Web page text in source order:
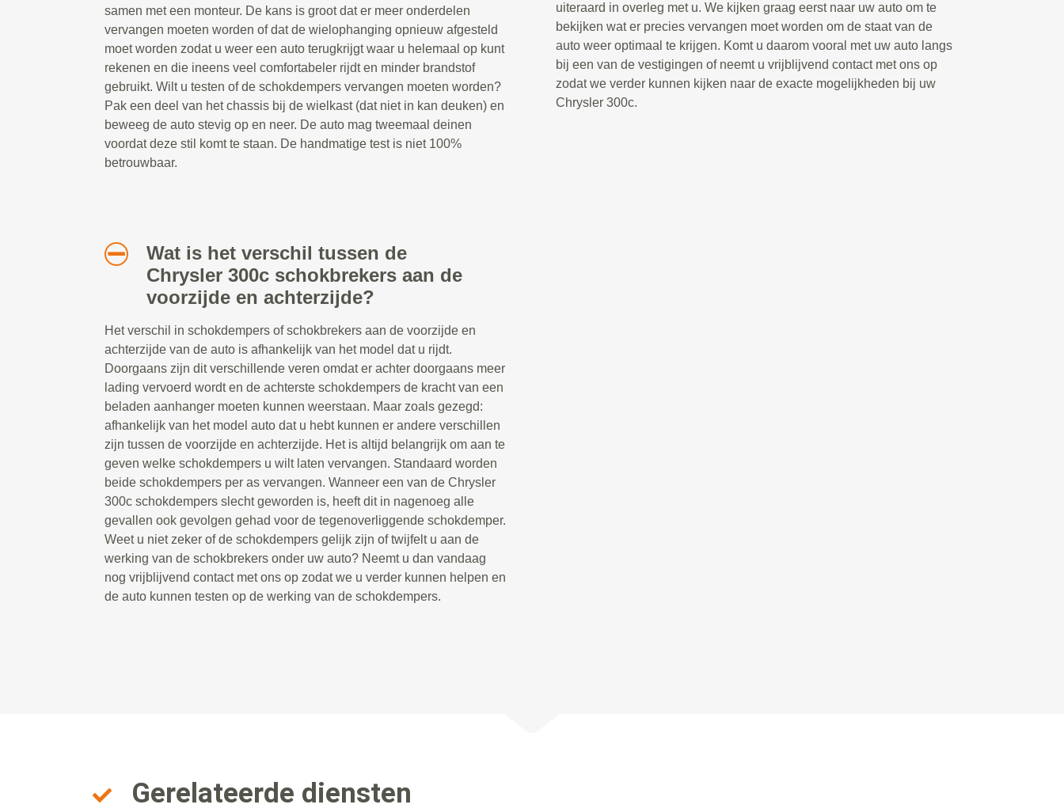
samen met een monteur. De kans is groot dat er meer onderdelen
vervangen moeten worden of dat de wielophanging opnieuw afgesteld
moet worden zodat u weer een auto terugkrijgt waar u helemaal op kunt
rekenen en die ineens veel comfortabeler rijdt en minder brandstof
gebruikt. Wilt u testen of de schokdempers vervangen moeten worden?
Pak een deel van het chassis bij de wielkast (dat niet in kan deuken) en
beweeg de auto stevig op en neer. De auto mag tweemaal deinen
voordat deze stil komt te staan. De handmatige test is niet 100%
betrouwbaar.
Wat is het verschil tussen de
Chrysler 300c schokbrekers aan de
voorzijde en achterzijde?
Het verschil in schokdempers of schokbrekers aan de voorzijde en
achterzijde van de auto is afhankelijk van het model dat u rijdt.
Doorgaans zijn dit verschillende veren omdat er achter doorgaans meer
lading vervoerd wordt en de achterste schokdempers de kracht van een
beladen aanhanger moeten kunnen weerstaan. Maar zoals gezegd:
afhankelijk van het model auto dat u hebt kunnen er andere verschillen
zijn tussen de voorzijde en achterzijde. Het is altijd belangrijk om aan te
geven welke schokdempers u wilt laten vervangen. Standaard worden
beide schokdempers per as vervangen. Wanneer een van de Chrysler
300c schokdempers slecht geworden is, heeft dit in nagenoeg alle
gevallen ook gevolgen gehad voor de tegenoverliggende schokdemper.
Weet u niet zeker of de schokdempers gelijk zijn of twijfelt u aan de
werking van de schokbrekers onder uw auto? Neemt u dan vandaag
nog vrijblijvend contact met ons op zodat we u verder kunnen helpen en
de auto kunnen testen op de werking van de schokdempers.
uiteraard in overleg met u. We kijken graag eerst naar uw auto om te
bekijken wat er precies vervangen moet worden om de staat van de
auto weer optimaal te krijgen. Komt u daarom vooral met uw auto langs
bij een van de vestigingen of neemt u vrijblijvend contact met ons op
zodat we verder kunnen kijken naar de exacte mogelijkheden bij uw
Chrysler 300c.
Gerelateerde diensten